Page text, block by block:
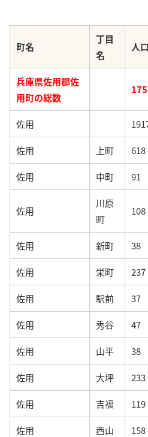
町名
丁目
名
人
兵庫県佐用郡佐
用町の総数
佐用
佐用 上町 618
佐用 中町 91
佐用
川原
町
108
佐用 新町 38
佐用 栄町 237
佐用 駅前 37
佐用 秀谷 47
佐用 山平 38
佐用 大坪 233
佐用 吉福 119
佐用 西山 158